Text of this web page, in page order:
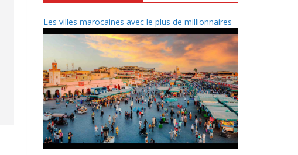
Les villes marocaines avec le plus de millionnaires